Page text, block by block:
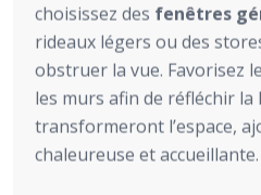
choisissez des fenêtres
rideaux légers ou des
obstruer la vue. Favorisez
les murs afin de réfléchir la
transformeront l’espace,
chaleureuse et accueillante.